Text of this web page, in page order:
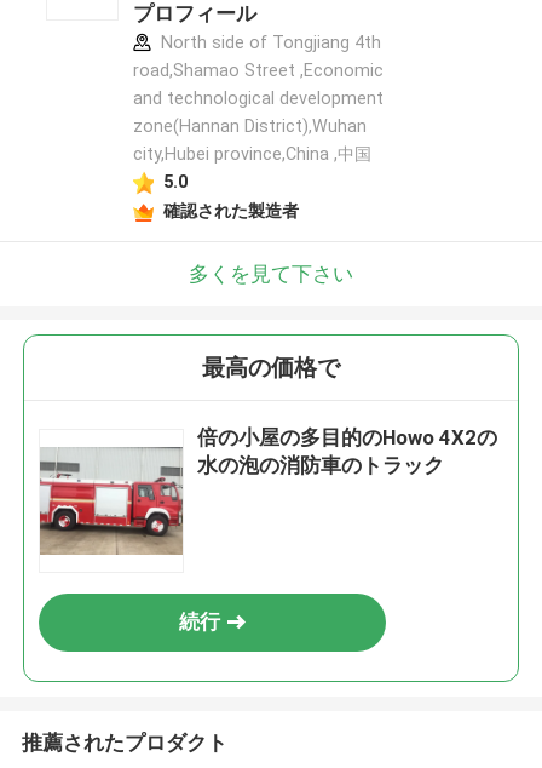
プロフィール
North side of Tongjiang 4th
road,Shamao Street ,Economic
and technological development
zone(Hannan District),Wuhan
city,Hubei province,China ,中国
5.0
確認された製造者
多くを見て下さい
最高の価格で
倍の小屋の多目的のHowo 4X2の
水の泡の消防車のトラック
続行
推薦されたプロダクト